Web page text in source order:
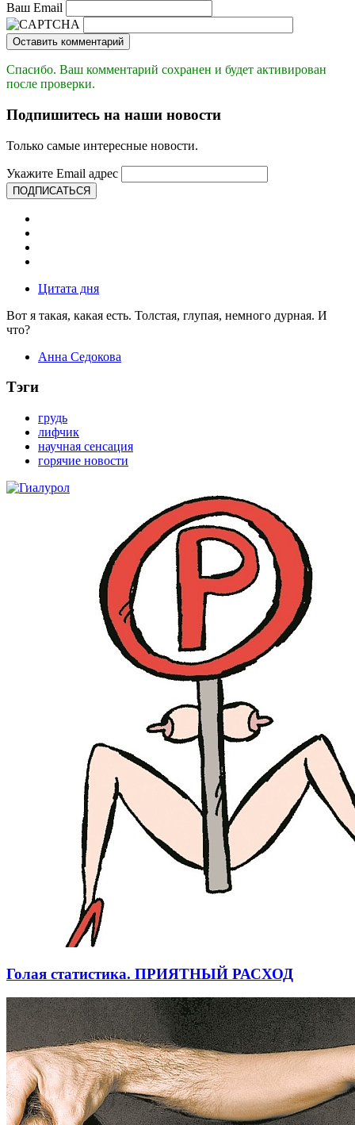
Ваш Email
Оставить комментарий
Спасибо. Ваш комментарий сохранен и будет активирован
после проверки.
Подпишитесь на наши новости
Только самые интересные новости.
Укажите Email адрес
ПОДПИСАТЬСЯ
Цитата дня
Вот я такая, какая есть. Толстая, глупая, немного дурная. И
что?
Анна Седокова
Тэги
грудь
лифчик
научная сенсация
горячие новости
Голая статистика. ПРИЯТНЫЙ РАСХОД